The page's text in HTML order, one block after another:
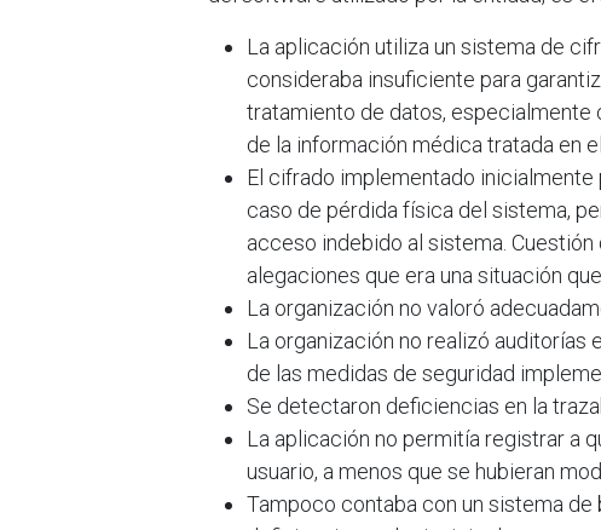
La aplicación utiliza un sistema de
consideraba insuficiente para
tratamiento de datos, especialmente
de la información médica tratada en
El cifrado implementado
caso de pérdida física del sistema,
acceso indebido al sistema.
alegaciones que era una situación
La organización no valoró
La organización no realizó auditorías
de las medidas de seguridad
Se detectaron deficiencias en la
La aplicación no permitía registrar a
usuario, a menos que se hubieran
Tampoco contaba con un sistema